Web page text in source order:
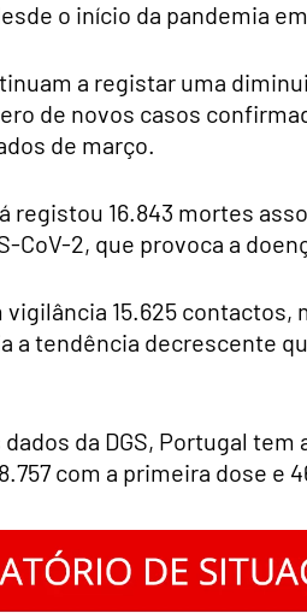
o início da pandemia
a registar uma
de novos casos
de março.
registou 16.843 mortes
CoV-2, que provoca a
15.625 contactos,
a tendência decrescente
da DGS, Portugal tem
com a primeira dose e